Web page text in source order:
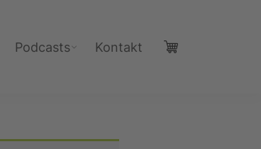
Podcasts Kontakt